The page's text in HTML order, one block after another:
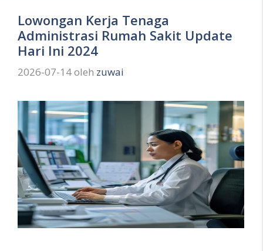
Lowongan Kerja Tenaga
Administrasi Rumah Sakit Update
Hari Ini 2024
2026-07-14oleh zuwai